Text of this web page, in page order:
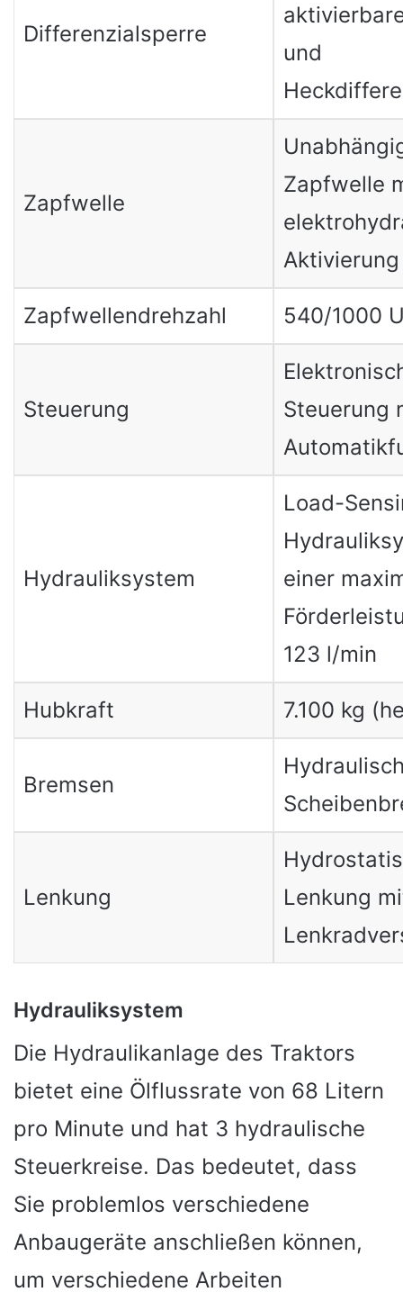
Differenzialsperre
und
Zapfwelle
Zapfwelle
Aktivierung
Zapfwellendrehzahl 540/1000
Steuerung
Steuerung
Hydrauliksystem
Load-
einer
123 l/min
Hubkraft 7.100 kg
Bremsen
Lenkung
Lenkung
Hydrauliksystem
Die Hydraulikanlage des Traktors
bietet eine Ölflussrate von 68 Litern
pro Minute und hat 3 hydraulische
Steuerkreise. Das bedeutet, dass
Sie problemlos verschiedene
Anbaugeräte anschließen können,
um verschiedene Arbeiten